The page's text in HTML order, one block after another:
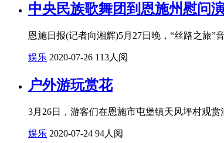
中央民族歌舞团到恩施州慰问
恩施日报(记者向湘辉)5月27日晚，“丝路之旅
娱乐 2020-07-26 113人阅
户外游玩赏花
3月26日，游客们在恩施市屯堡镇天风坪村观
娱乐 2020-07-24 94人阅